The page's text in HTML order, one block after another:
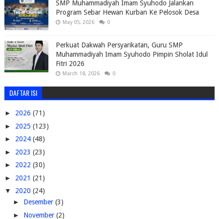
SMP Muhammadiyah Imam Syuhodo Jalankan
Program Sebar Hewan Kurban Ke Pelosok Desa
May 05, 2026 0
Perkuat Dakwah Persyarikatan, Guru SMP
Muhammadiyah Imam Syuhodo Pimpin Sholat Idul
Fitri 2026
March 18, 2026 0
DAFTAR ISI
► 2026 (71)
► 2025 (123)
► 2024 (48)
► 2023 (23)
► 2022 (30)
► 2021 (21)
▼ 2020 (24)
► Desember (3)
► November (2)